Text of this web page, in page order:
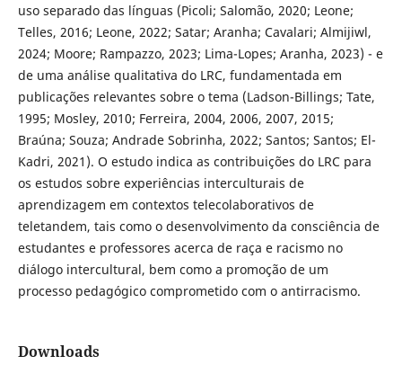
uso separado das línguas (Picoli; Salomão, 2020; Leone;
Telles, 2016; Leone, 2022; Satar; Aranha; Cavalari; Almijiwl,
2024; Moore; Rampazzo, 2023; Lima-Lopes; Aranha, 2023) - e
de uma análise qualitativa do LRC, fundamentada em
publicações relevantes sobre o tema (Ladson-Billings; Tate,
1995; Mosley, 2010; Ferreira, 2004, 2006, 2007, 2015;
Braúna; Souza; Andrade Sobrinha, 2022; Santos; Santos; El-
Kadri, 2021). O estudo indica as contribuições do LRC para
os estudos sobre experiências interculturais de
aprendizagem em contextos telecolaborativos de
teletandem, tais como o desenvolvimento da consciência de
estudantes e professores acerca de raça e racismo no
diálogo intercultural, bem como a promoção de um
processo pedagógico comprometido com o antirracismo.
Downloads